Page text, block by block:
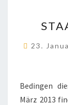
23.
Bedingen
März 2013